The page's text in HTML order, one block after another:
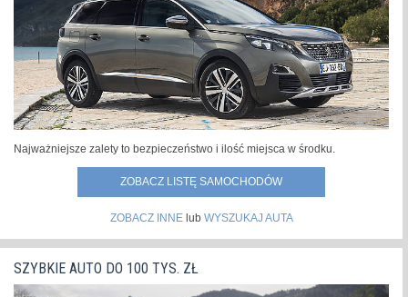
Najważniejsze zalety to bezpieczeństwo i ilość miejsca w środku.
ZOBACZ LISTĘ SAMOCHODÓW
ZOBACZ INNElub WYSZUKAJ AUTA
SZYBKIE AUTO DO 100 TYS. ZŁ